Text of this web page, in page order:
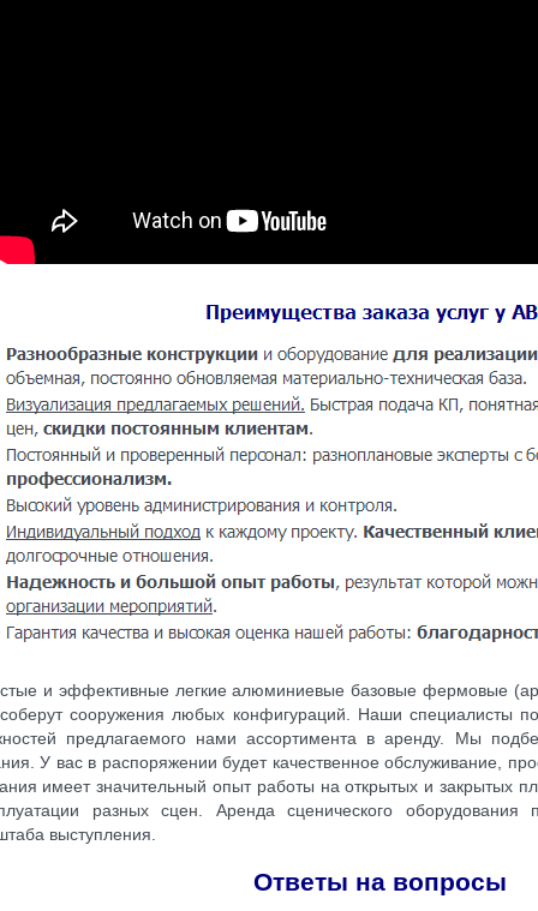
и эффективные легкие алюминиевые базовые фермовые
сооружения любых конфигураций. Наши специалисты
предлагаемого нами ассортимента в аренду. Мы
У вас в распоряжении будет качественное обслуживание,
имеет значительный опыт работы на открытых и закрытых
разных сцен. Аренда сценического
выступления.
Ответы на вопросы